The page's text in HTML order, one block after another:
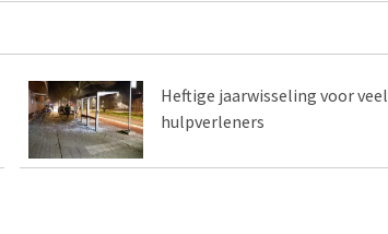
Heftige jaarwisseling voor veel
hulpverleners